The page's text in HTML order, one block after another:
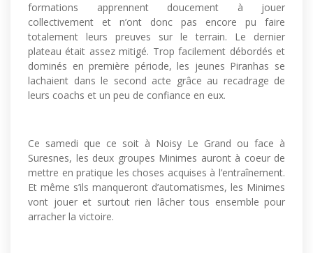
formations apprennent doucement à jouer
collectivement et n’ont donc pas encore pu faire
totalement leurs preuves sur le terrain. Le dernier
plateau était assez mitigé. Trop facilement débordés et
dominés en première période, les jeunes Piranhas se
lachaient dans le second acte grâce au recadrage de
leurs coachs et un peu de confiance en eux.
Ce samedi que ce soit à Noisy Le Grand ou face à
Suresnes, les deux groupes Minimes auront à coeur de
mettre en pratique les choses acquises à l’entraînement.
Et même s’ils manqueront d’automatismes, les Minimes
vont jouer et surtout rien lâcher tous ensemble pour
arracher la victoire.